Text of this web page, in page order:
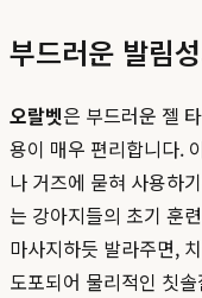
부드러운 발림
오랄벳은 부드러운 젤
용이 매우 편리합니다.
나 거즈에 묻혀 사용하
는 강아지들의 초기 훈
마사지하듯 발라주면,
도포되어 물리적인 칫